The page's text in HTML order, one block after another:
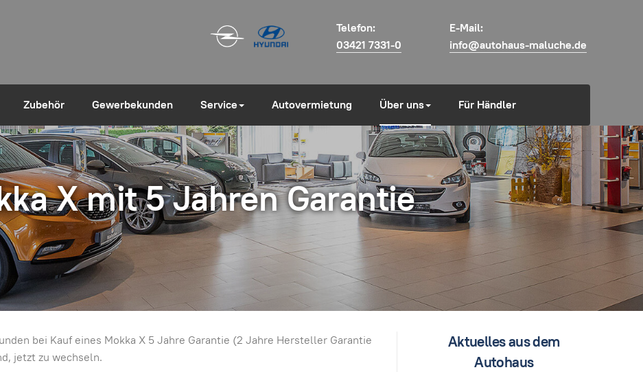
Telefon:
03421 7331-0
E-Mail:
info@autohaus-maluche.de
Zubehör Gewerbekunden Service Autovermietung Über uns Für Händler
X mit 5 Jahren Garantie
bei Kauf eines Mokka X 5 Jahre Garantie (2 Jahre Hersteller Garantie
jetzt zu wechseln.
Aktuelles aus dem
Autohaus